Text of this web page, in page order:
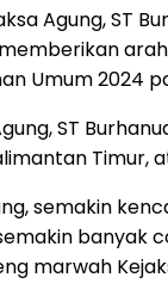
Agung, ST
Umum 2024
ST
semakin
marwah